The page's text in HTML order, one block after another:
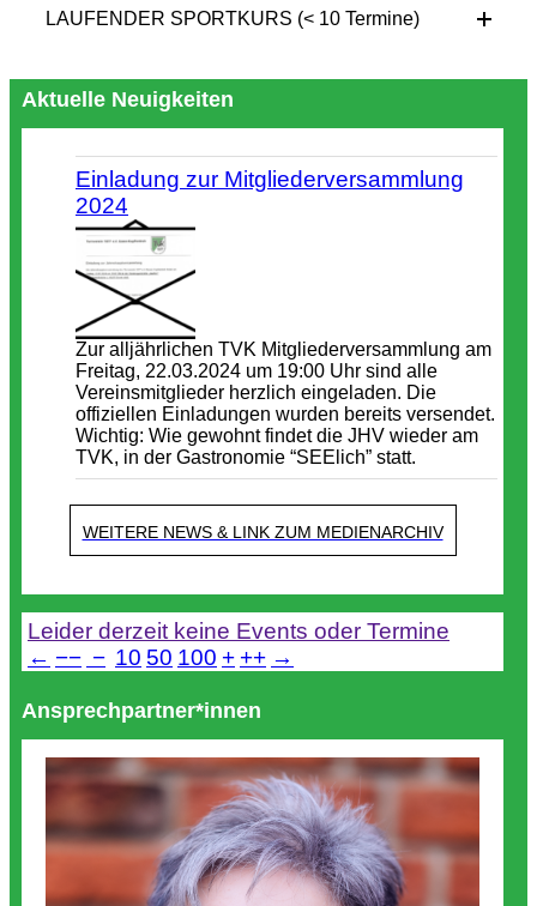
LAUFENDER SPORTKURS (< 10 Termine)
Aktuelle Neuigkeiten
Einladung zur Mitgliederversammlung
2024
Zur alljährlichen TVK Mitgliederversammlung am
Freitag, 22.03.2024 um 19:00 Uhr sind alle
Vereinsmitglieder herzlich eingeladen. Die
offiziellen Einladungen wurden bereits versendet.
Wichtig: Wie gewohnt findet die JHV wieder am
TVK, in der Gastronomie “SEElich” statt.
WEITERE NEWS & LINK ZUM MEDIENARCHIV
Leider derzeit keine Events oder Termine
← −− − 10 50 100 + ++ →
Ansprechpartner*innen